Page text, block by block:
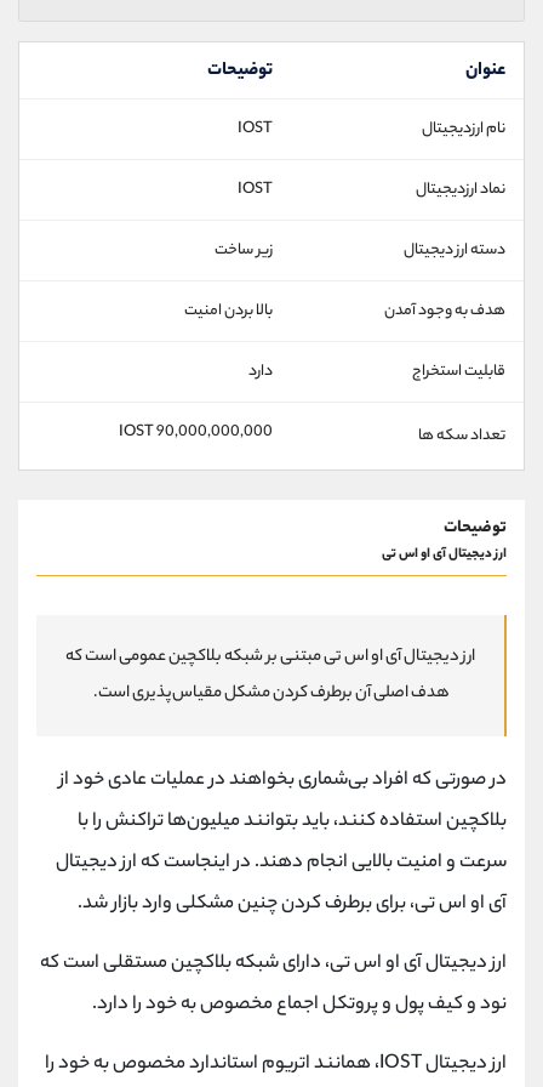
عنوان توضیحات
نام ارزدیجیتال IOST
نماد ارزدیجیتال IOST
دسته ارز دیجیتال زیر ساخت
هدف به وجود آمدن بالا بردن امنیت
قابلیت استخراج دارد
تعداد سکه ها 90,000,000,000 IOST
توضیحات
ارز دیجیتال آی او اس تی
ارز دیجیتال آی او اس تی مبتنی بر شبکه بلاکچین عمومی است که
هدف اصلی آن برطرف کردن مشکل مقیاس‌پذیری است.
در صورتی که افراد بی‌شماری بخواهند در عملیات عادی خود از
بلاکچین استفاده کنند، باید بتوانند میلیون‌ها تراکنش را با
سرعت و امنیت بالایی انجام دهند. در اینجاست که ارز دیجیتال
آی او اس تی، برای برطرف کردن چنین مشکلی وارد بازار شد.
ارز دیجیتال آی او اس تی، دارای شبکه بلاکچین مستقلی است که
نود و کیف پول و پروتکل اجماع مخصوص به خود را دارد.
ارز دیجیتال IOST، همانند اتریوم استاندارد مخصوص به خود را